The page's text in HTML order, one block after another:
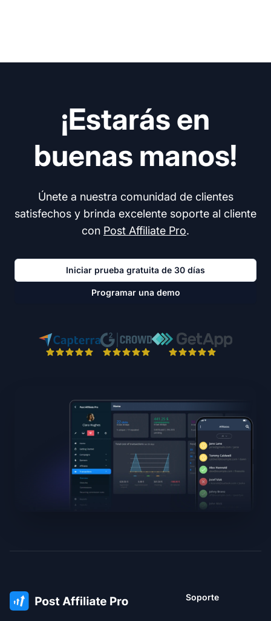
¡Estarás en
buenas manos!
Únete a nuestra comunidad de clientes
satisfechos y brinda excelente soporte al cliente
con Post Affiliate Pro.
Iniciar prueba gratuita de 30 días
Programar una demo
Soporte